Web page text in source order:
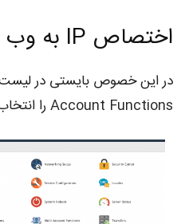
اختصاص IP به وب سایت در WHM:
در این خصوص بایستی در
Account Functions را انتخاب کنید: